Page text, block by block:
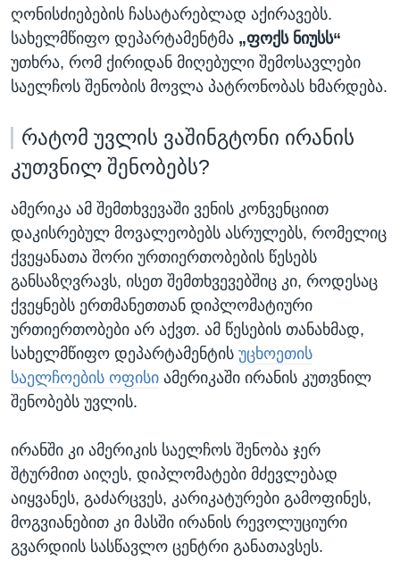
ღონისძიებების ჩასატარებლად აქირავებს.
სახელმწიფო დეპარტამენტმა „ფოქს ნიუსს“
უთხრა, რომ ქირიდან მიღებული შემოსავლები
საელჩოს შენობის მოვლა პატრონობას ხმარდება.
რატომ უვლის ვაშინგტონი ირანის
კუთვნილ შენობებს?
ამერიკა ამ შემთხვევაში ვენის კონვენციით
დაკისრებულ მოვალეობებს ასრულებს, რომელიც
ქვეყანათა შორი ურთიერთობების წესებს
განსაზღვრავს, ისეთ შემთხვევებშიც კი, როდესაც
ქვეყნებს ერთმანეთთან დიპლომატიური
ურთიერთობები არ აქვთ. ამ წესების თანახმად,
სახელმწიფო დეპარტამენტის უცხოეთის
საელჩოების ოფისი ამერიკაში ირანის კუთვნილ
შენობებს უვლის.
ირანში კი ამერიკის საელჩოს შენობა ჯერ
შტურმით აიღეს, დიპლომატები მძევლებად
აიყვანეს, გაძარცვეს, კარიკატურები გამოფინეს,
მოგვიანებით კი მასში ირანის რევოლუციური
გვარდიის სასწავლო ცენტრი განათავსეს.